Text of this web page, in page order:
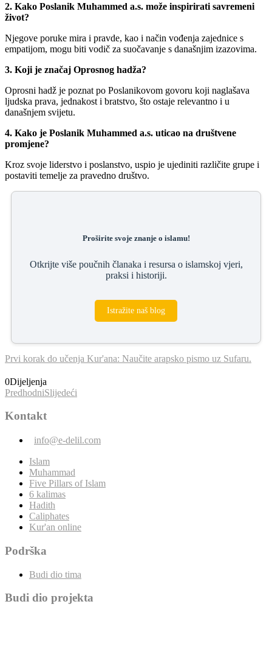
2. Kako Poslanik Muhammed a.s. može inspirirati savremeni
život?
Njegove poruke mira i pravde, kao i način vođenja zajednice s
empatijom, mogu biti vodič za suočavanje s današnjim izazovima.
3. Koji je značaj Oprosnog hadža?
Oprosni hadž je poznat po Poslanikovom govoru koji naglašava
ljudska prava, jednakost i bratstvo, što ostaje relevantno i u
današnjem svijetu.
4. Kako je Poslanik Muhammed a.s. uticao na društvene
promjene?
Kroz svoje liderstvo i poslanstvo, uspio je ujediniti različite grupe i
postaviti temelje za pravedno društvo.
Proširite svoje znanje o islamu!
Otkrijte više poučnih članaka i resursa o islamskoj vjeri,
praksi i historiji.
Istražite naš blog
Prvi korak do učenja Kur'ana: Naučite arapsko pismo uz Sufaru.
0Dijeljenja
PredhodniSlijedeći
Kontakt
info@e-delil.com
Islam
Muhammad
Five Pillars of Islam
6 kalimas
Hadith
Caliphates
Kur'an online
Podrška
Budi dio tima
Budi dio projekta